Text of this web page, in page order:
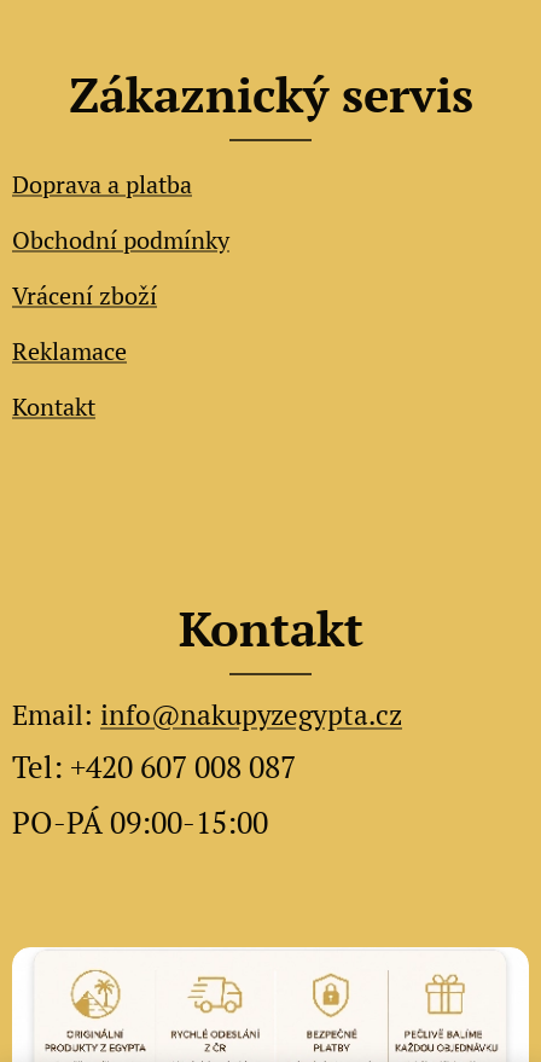
Zákaznický servis
Doprava a platba
Obchodní podmínky
Vrácení zboží
Reklamace
Kontakt
Kontakt
Email: info@nakupyzegypta.cz
Tel: +420 607 008 087
PO-PÁ 09:00-15:00